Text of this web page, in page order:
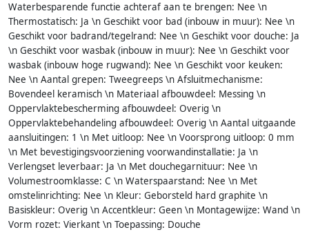
Waterbesparende functie achteraf aan te brengen: Nee \n
Thermostatisch: Ja \n Geschikt voor bad (inbouw in muur): Nee \n
Geschikt voor badrand/tegelrand: Nee \n Geschikt voor douche: Ja
\n Geschikt voor wasbak (inbouw in muur): Nee \n Geschikt voor
wasbak (inbouw hoge rugwand): Nee \n Geschikt voor keuken:
Nee \n Aantal grepen: Tweegreeps \n Afsluitmechanisme:
Bovendeel keramisch \n Materiaal afbouwdeel: Messing \n
Oppervlaktebescherming afbouwdeel: Overig \n
Oppervlaktebehandeling afbouwdeel: Overig \n Aantal uitgaande
aansluitingen: 1 \n Met uitloop: Nee \n Voorsprong uitloop: 0 mm
\n Met bevestigingsvoorziening voorwandinstallatie: Ja \n
Verlengset leverbaar: Ja \n Met douchegarnituur: Nee \n
Volumestroomklasse: C \n Waterspaarstand: Nee \n Met
omstelinrichting: Nee \n Kleur: Geborsteld hard graphite \n
Basiskleur: Overig \n Accentkleur: Geen \n Montagewijze: Wand \n
Vorm rozet: Vierkant \n Toepassing: Douche